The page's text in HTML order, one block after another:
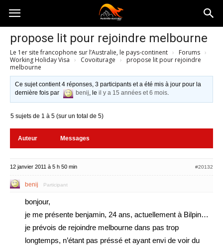
Australia-
australie.com
propose lit pour rejoindre melbourne
Le 1er site francophone sur l’Australie, le pays-continent › Forums ›
Working Holiday Visa › Covoiturage ›
propose lit pour rejoindre
melbourne
Ce sujet contient 4 réponses, 3 participants et a été mis à jour pour la
dernière fois par
benij, leil y a 15 années et 6 mois.
5 sujets de 1 à 5 (sur un total de 5)
Auteur Messages
12 janvier 2011 à 5 h 50 min #20132
benij Participant
bonjour,
je me présente benjamin, 24 ans, actuellement à Bilpin…
je prévois de rejoindre melbourne dans pas trop
longtemps, n’étant pas préssé et ayant envi de voir du